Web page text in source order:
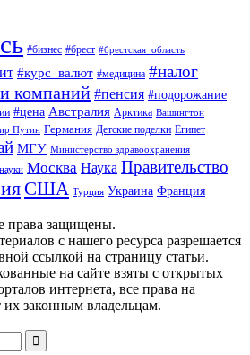
#бизнес #брест #брестская_область
#курс_валют #медицина #налог
компаний #пенсия #подорожание
#цена Австралия Арктика Вашингтон
Путин Германия Детские поделки Египет
МГУ Министерство здравоохранения
Москва Наука Правительство
США Турция Украина Франция
права защищены.
с нашего ресурса разрешается
ссылкой на страницу статьи.
на сайте взяты с открытых
интернета, все права на
их законным владельцам.